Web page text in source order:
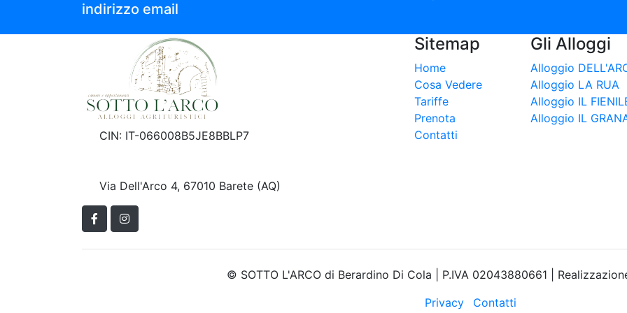
indirizzo email
CIN: IT-066008B5JE8BBLP7
Via Dell'Arco 4, 67010 Barete (AQ)
FacebookInstagram
Sitemap
Home
Cosa Vedere
Tariffe
Prenota
Contatti
Gli Alloggi
Alloggio
Alloggio LA RUA
Alloggio IL
Alloggio IL
© SOTTO L'ARCO di Berardino Di Cola | P.IVA 02043880661 |
Privacy
Contatti